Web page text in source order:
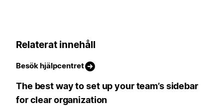
Relaterat innehåll
Besök hjälpcentret
The best way to set up your team’s sidebar
for clear organization